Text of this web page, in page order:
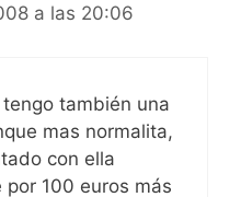
a las 20:06
también una
mas normalita,
con ella
100 euros más